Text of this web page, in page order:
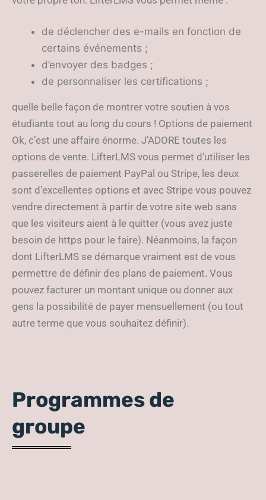
de déclencher des e-mails en fonction de
certains événements ;
d’envoyer des badges ;
de personnaliser les certifications ;
quelle belle façon de montrer votre soutien à vos
étudiants tout au long du cours ! Options de paiement
Ok, c’est une affaire énorme. J’ADORE toutes les
options de vente. LifterLMS vous permet d’utiliser les
passerelles de paiement PayPal ou Stripe, les deux
sont d’excellentes options et avec Stripe vous pouvez
vendre directement à partir de votre site web sans
que les visiteurs aient à le quitter (vous avez juste
besoin de https pour le faire). Néanmoins, la façon
dont LifterLMS se démarque vraiment est de vous
permettre de définir des plans de paiement. Vous
pouvez facturer un montant unique ou donner aux
gens la possibilité de payer mensuellement (ou tout
autre terme que vous souhaitez définir).
Programmes de
groupe